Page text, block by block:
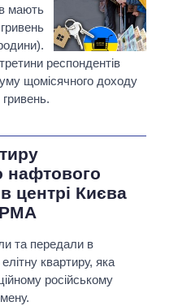
мають
респондентів
щомісячного доходу
нафтового
центрі Києва
та передали в
квартиру, яка
російському